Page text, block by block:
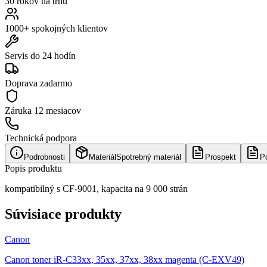
1000+ spokojných klientov
Servis do 24 hodín
Doprava zadarmo
Záruka 12 mesiacov
Technická podpora
Podrobnosti Materiál Spotrebný materiál Prospekt
Popis produktu
kompatibilný s CF-9001, kapacita na 9 000 strán
Súvisiace produkty
Canon
Canon toner iR-C33xx, 35xx, 37xx, 38xx magenta (C-EXV49)